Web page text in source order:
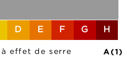
D E F G H
effet de serre A(1)